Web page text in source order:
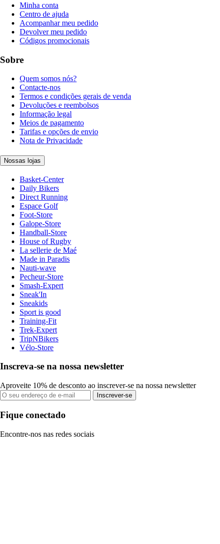
Minha conta
Centro de ajuda
Acompanhar meu pedido
Devolver meu pedido
Códigos promocionais
Sobre
Quem somos nós?
Contacte-nos
Termos e condições gerais de venda
Devoluções e reembolsos
Informação legal
Meios de pagamento
Tarifas e opções de envio
Nota de Privacidade
Nossas lojas
Basket-Center
Daily Bikers
Direct Running
Espace Golf
Foot-Store
Galope-Store
Handball-Store
House of Rugby
La sellerie de Maé
Made in Paradis
Nauti-wave
Pecheur-Store
Smash-Expert
Sneak'In
Sneakids
Sport is good
Training-Fit
Trek-Expert
TripNBikers
Vélo-Store
Inscreva-se na nossa newsletter
Aproveite 10% de desconto ao inscrever-se na nossa newsletter
Inscrever-se
Fique conectado
Encontre-nos nas redes sociais